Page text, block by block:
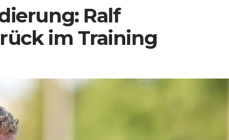
Ralf
im Training